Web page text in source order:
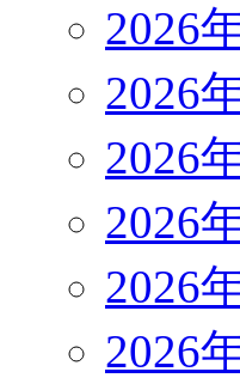
2026
2026
2026
2026
2026
2026